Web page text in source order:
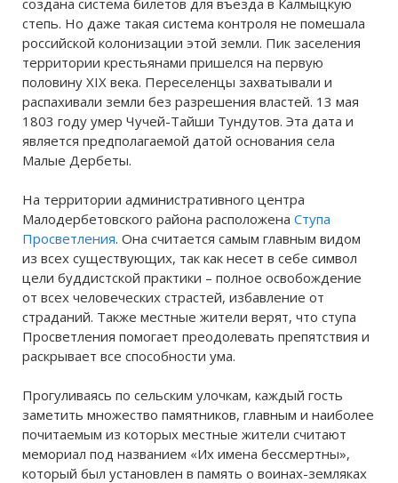
создана система билетов для въезда в Калмыцкую
степь. Но даже такая система контроля не помешала
российской колонизации этой земли. Пик заселения
территории крестьянами пришелся на первую
половину XIX века. Переселенцы захватывали и
распахивали земли без разрешения властей. 13 мая
1803 году умер Чучей-Тайши Тундутов. Эта дата и
является предполагаемой датой основания села
Малые Дербеты.
На территории административного центра
Малодербетовского района расположена Ступа
Просветления. Она считается самым главным видом
из всех существующих, так как несет в себе символ
цели буддистской практики – полное освобождение
от всех человеческих страстей, избавление от
страданий. Также местные жители верят, что ступа
Просветления помогает преодолевать препятствия и
раскрывает все способности ума.
Прогуливаясь по сельским улочкам, каждый гость
заметить множество памятников, главным и наиболее
почитаемым из которых местные жители считают
мемориал под названием «Их имена бессмертны»,
который был установлен в память о воинах-земляках